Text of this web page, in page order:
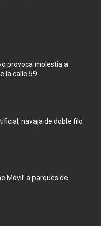
provoca molestia a
la calle 59
navaja de doble filo
Móvil’ a parques de